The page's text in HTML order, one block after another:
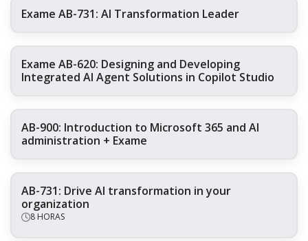
Exame AB-731: AI Transformation Leader
Exame AB-620: Designing and Developing
Integrated AI Agent Solutions in Copilot Studio
AB-900: Introduction to Microsoft 365 and AI
administration + Exame
AB-731: Drive AI transformation in your
organization
8 HORAS